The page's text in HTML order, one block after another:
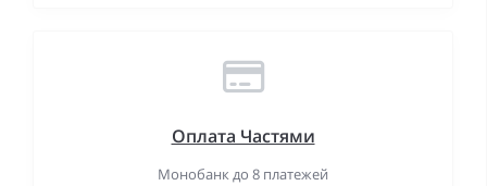
Оплата Частями
Монобанк до 8 платежей